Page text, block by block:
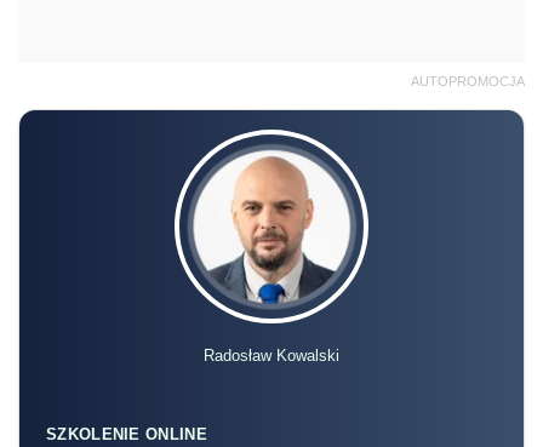
AUTOPROMOCJA
Radosław Kowalski
SZKOLENIE ONLINE